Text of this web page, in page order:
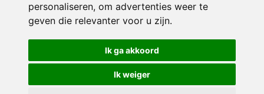
personaliseren, om advertenties weer te
geven die relevanter voor u zijn.
Ik ga akkoord
Ik weiger
Privacy policy|Disclaimer| Klachtenregeling|RSIN en Anbi
voorkeuren
Crealisatie The MindOffice